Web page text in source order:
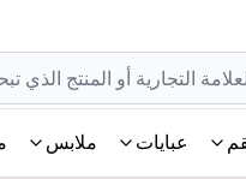
عبايات ملابس